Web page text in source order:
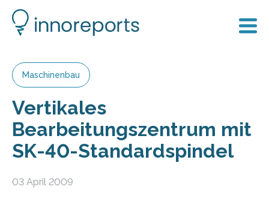
Maschinenbau
Vertikales
Bearbeitungszentrum mit
SK-40-Standardspindel
03 April 2009